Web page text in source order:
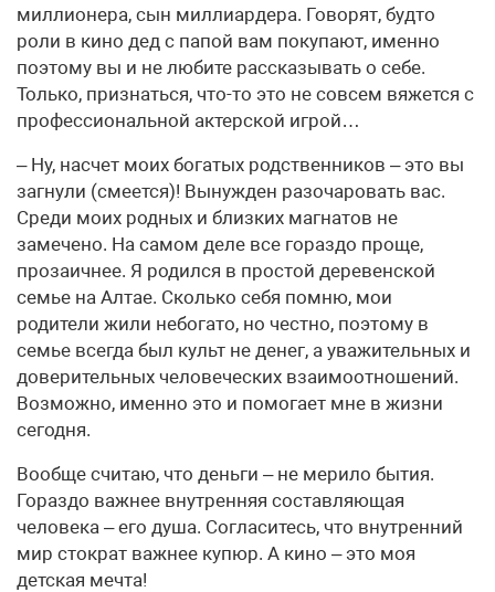
миллионера, сын миллиардера. Говорят, будто
роли в кино дед с папой вам покупают, именно
поэтому вы и не любите рассказывать о себе.
Только, признаться, что-то это не совсем вяжется с
профессиональной актерской игрой…
– Ну, насчет моих богатых родственников – это вы
загнули (смеется)! Вынужден разочаровать вас.
Среди моих родных и близких магнатов не
замечено. На самом деле все гораздо проще,
прозаичнее. Я родился в простой деревенской
семье на Алтае. Сколько себя помню, мои
родители жили небогато, но честно, поэтому в
семье всегда был культ не денег, а уважительных и
доверительных человеческих взаимоотношений.
Возможно, именно это и помогает мне в жизни
сегодня.
Вообще считаю, что деньги – не мерило бытия.
Гораздо важнее внутренняя составляющая
человека – его душа. Согласитесь, что внутренний
мир стократ важнее купюр. А кино – это моя
детская мечта!